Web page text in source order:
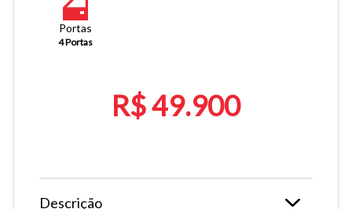
Portas
4 Portas
R$ 49.900
Descrição